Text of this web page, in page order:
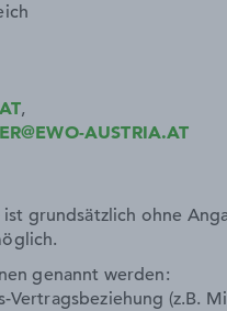
,
AUSTRIA.AT
grundsätzlich ohne
genannt werden:
(z.B.